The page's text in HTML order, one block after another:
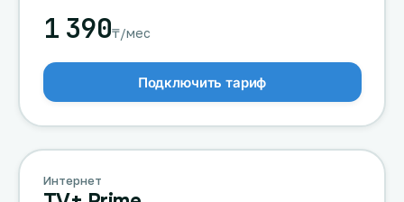
1 390₸/мес
Подключить тариф
Интернет